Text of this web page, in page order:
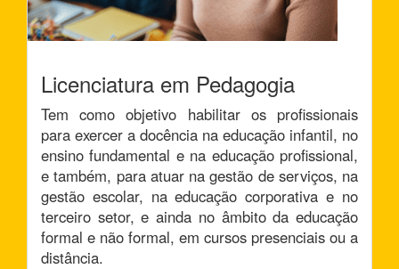
Licenciatura em Pedagogia
Tem como objetivo habilitar os profissionais
para exercer a docência na educação infantil, no
ensino fundamental e na educação profissional,
e também, para atuar na gestão de serviços, na
gestão escolar, na educação corporativa e no
terceiro setor, e ainda no âmbito da educação
formal e não formal, em cursos presenciais ou a
distância.